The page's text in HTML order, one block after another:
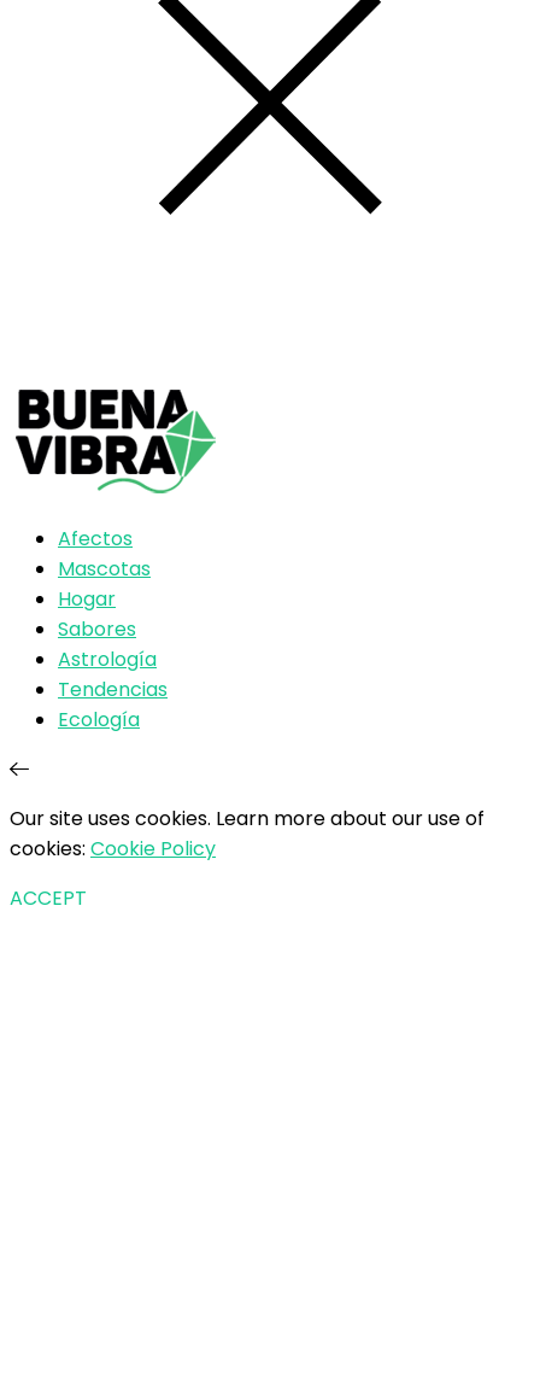
Afectos
Mascotas
Hogar
Sabores
Astrología
Tendencias
Ecología
Our site uses cookies. Learn more about our use of
cookies: Cookie Policy
ACCEPT